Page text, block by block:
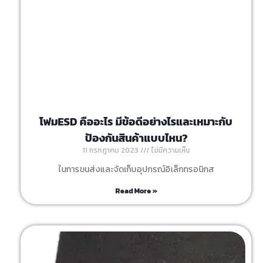
โฟมESD คืออะไร มีข้อดีอย่างไรและเหมาะกับ
ป้องกันสินค้าแบบไหน?
11 กรกฎาคม 2023 ไม่มีความเห็น
ในการขนส่งและจัดเก็บอุปกรณ์อิเล็กทรอนิกส
Read More »